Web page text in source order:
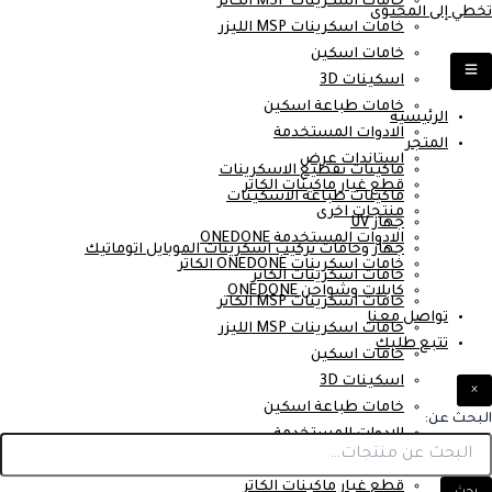
تخطي إلى المحتوى
الرئيسية
المتجر
ماكينات تقطيع الاسكرينات
ماكينات طباعة الاسكينات
جهاز UV
جهاز وخامات تركيب اسكرينات الموبايل اتوماتيك
خامات اسكرينات الكاتر
خامات اسكرينات MSP الكاتر
خامات اسكرينات MSP الليزر
خامات اسكين
اسكينات 3D
خامات طباعة اسكين
الادوات المستخدمة
استاندات عرض
قطع غيار ماكينات الكاتر
خامات اسكرينات MSP الليزر
خامات اسكين
اسكينات 3D
خامات طباعة اسكين
الادوات المستخدمة
استاندات عرض
قطع غيار ماكينات الكاتر
منتجات اخرى
الادوات المستخدمة ONEDONE
خامات اسكرينات ONEDONE الكاتر
كابلات وشواحن ONEDONE
تواصل معنا
تتبع طلبك
×
البحث عن: